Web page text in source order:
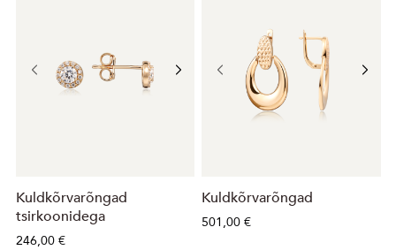
Kuldkõrvarõngad
tsirkoonidega
246,00 €
Kuldkõrvarõngad
501,00 €